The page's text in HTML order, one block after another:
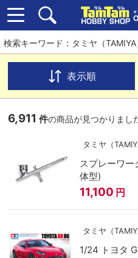
検索キーワード：タミヤ（TAMIYA
表示順
6,911 件の商品が見つかりまし
タミヤ（
スプレーワー
体型)
11,100 円
タミヤ（
1/24 トヨタ